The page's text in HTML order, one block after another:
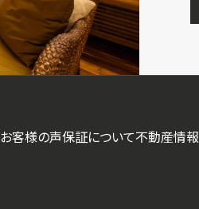
お客様の声保証について不動産情報